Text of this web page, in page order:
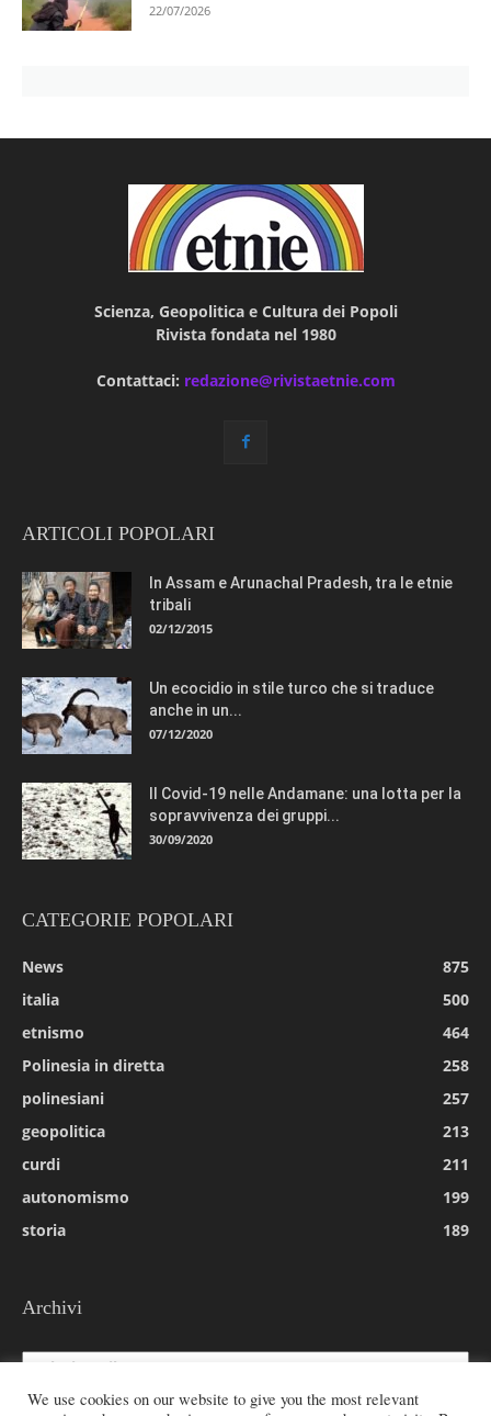
22/07/2026
Scienza, Geopolitica e Cultura dei Popoli
Rivista fondata nel 1980
Contattaci: redazione@rivistaetnie.com
ARTICOLI POPOLARI
In Assam e Arunachal Pradesh, tra le etnie
tribali
02/12/2015
Un ecocidio in stile turco che si traduce
anche in un...
07/12/2020
Il Covid-19 nelle Andamane: una lotta per la
sopravvivenza dei gruppi...
30/09/2020
CATEGORIE POPOLARI
News
875
italia
500
etnismo
464
Polinesia in diretta
258
polinesiani
257
geopolitica
213
curdi
211
autonomismo
199
storia
189
Archivi
Archivi
We use cookies on our website to give you the most relevant